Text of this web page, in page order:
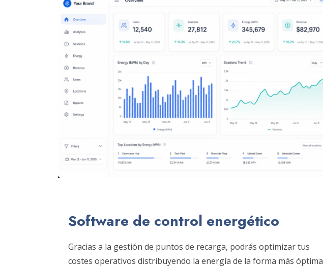
Software de control energético
Gracias a la gestión de puntos de recarga, podrás optimizar tus
costes operativos distribuyendo la energía de la forma más óptima